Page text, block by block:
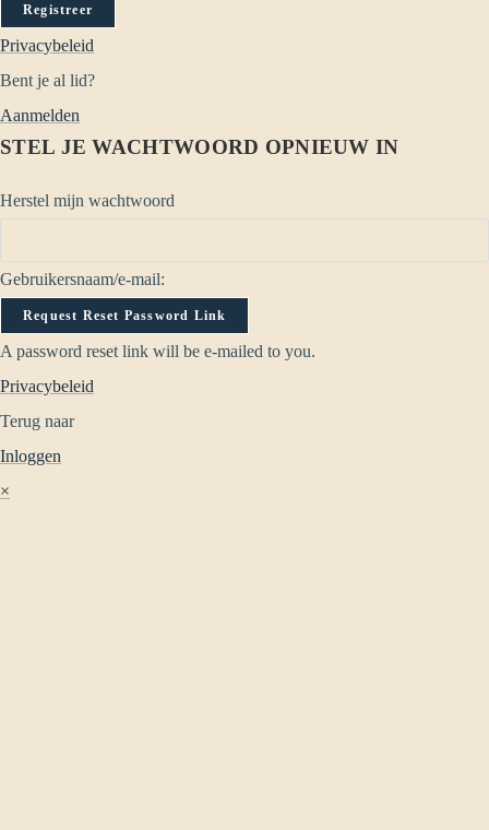
Registreer
Privacybeleid
Bent je al lid?
Aanmelden
STEL JE WACHTWOORD OPNIEUW IN
Herstel mijn wachtwoord
Gebruikersnaam/e-mail:
Request Reset Password Link
A password reset link will be e-mailed to you.
Privacybeleid
Terug naar
Inloggen
×